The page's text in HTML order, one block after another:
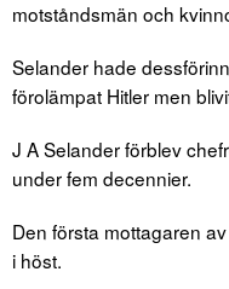
motståndsmän och
Selander hade
förolämpat Hitler men
J A Selander förblev
under fem decennier.
Den första mottagaren
i höst.